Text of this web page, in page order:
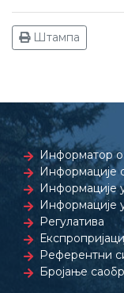
Штампа
Информатор
Информације
Информације
Информације
Регулатива
Референтни
Бројање